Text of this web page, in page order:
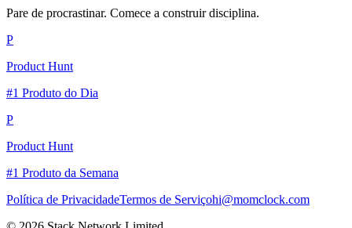
Pare de procrastinar. Comece a construir disciplina.
P
Product Hunt
#1 Produto do Dia
P
Product Hunt
#1 Produto da Semana
Política de PrivacidadeTermos de Serviçohi@momclock.com